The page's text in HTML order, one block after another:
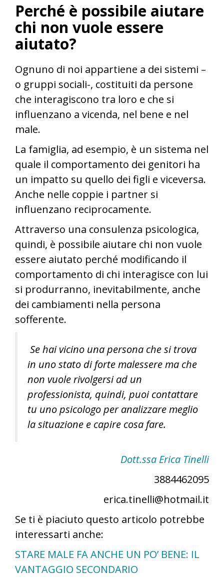
Perché è possibile aiutare
chi non vuole essere
aiutato?
Ognuno di noi appartiene a dei sistemi –
o gruppi sociali-, costituiti da persone
che interagiscono tra loro e che si
influenzano a vicenda, nel bene e nel
male.
La famiglia, ad esempio, è un sistema nel
quale il comportamento dei genitori ha
un impatto su quello dei figli e viceversa.
Anche nelle coppie i partner si
influenzano reciprocamente.
Attraverso una consulenza psicologica,
quindi, è possibile aiutare chi non vuole
essere aiutato perché modificando il
comportamento di chi interagisce con lui
si produrranno, inevitabilmente, anche
dei cambiamenti nella persona
sofferente.
Se hai vicino una persona che si trova
in uno stato di forte malessere ma che
non vuole rivolgersi ad un
professionista, quindi, puoi contattare
tu uno psicologo per analizzare meglio
la situazione e capire cosa fare.
Dott.ssa Erica Tinelli
3884462095
erica.tinelli@hotmail.it
Se ti è piaciuto questo articolo potrebbe
interessarti anche:
STARE MALE FA ANCHE UN PO’ BENE: IL
VANTAGGIO SECONDARIO